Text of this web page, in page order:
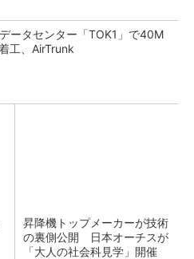
ータセンター「TOK1」で40M
工、AirTrunk
昇降機トップメーカーが技術
の裏側公開 日本オーチスが
「大人の社会科見学」開催